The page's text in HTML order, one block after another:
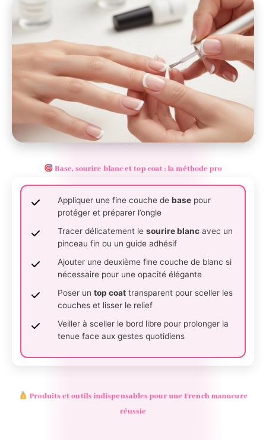
Base, sourire blanc et top coat : la méthode pro
Appliquer une fine couche debase pour
protéger et préparer l’ongle
Tracer délicatement lesourire blanc avec un
pinceau fin ou un guide adhésif
Ajouter une deuxième fine couche de blanc si
nécessaire pour une opacité élégante
Poser untop coat transparent pour sceller les
couches et lisser le relief
Veiller à sceller le bord libre pour prolonger la
tenue face aux gestes quotidiens
Produits et outils indispensables pour une French manucure
réussie